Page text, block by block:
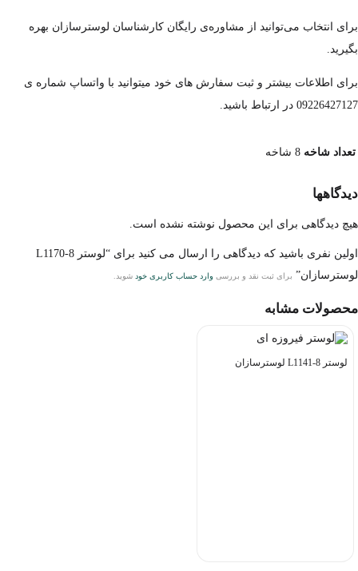
برای انتخاب می‌توانید از مشاوره‌ی رایگان کارشناسان لوسترسازان بهره
بگیرید.
برای اطلاعات بیشتر و ثبت سفارش های خود میتوانید با واتساپ شماره ی
09226427127 در ارتباط باشید.
تعداد شاخه 8 شاخه
دیدگاهها
هیچ دیدگاهی برای این محصول نوشته نشده است.
اولین نفری باشید که دیدگاهی را ارسال می کنید برای “لوستر L1170-8
لوسترسازان” برای ثبت نقد و بررسی وارد حساب کاربری خود شوید.
محصولات مشابه
لوستر L1141-8 لوسترسازان